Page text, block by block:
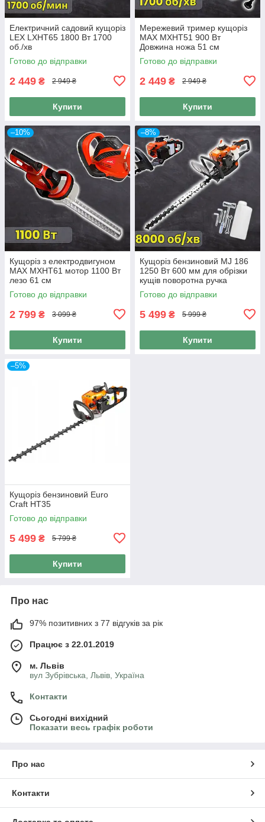
Електричний садовий кущоріз
LEX LXHT65 1800 Вт 1700
об./хв
Готово до відправки
2 449 ₴ 2 949 ₴
Купити
Мережевий тример кущоріз
MAX MXHT51 900 Вт
Довжина ножа 51 см
Готово до відправки
2 449 ₴ 2 949 ₴
Купити
–10%
Кущоріз з електродвигуном
MAX MXHT61 мотор 1100 Вт
лезо 61 см
Готово до відправки
2 799 ₴ 3 099 ₴
Купити
–8%
Кущоріз бензиновий MJ 186
1250 Вт 600 мм для обрізки
кущів поворотна ручка
Готово до відправки
5 499 ₴ 5 999 ₴
Купити
–5%
Кущоріз бензиновий Euro
Craft HT35
Готово до відправки
5 499 ₴ 5 799 ₴
Купити
Про нас
97% позитивних з 77 відгуків за рік
Працює з 22.01.2019
м. Львів
вул Зубрівська, Львів, Україна
Контакти
Сьогодні вихідний
Показати весь графік роботи
Про нас
Контакти